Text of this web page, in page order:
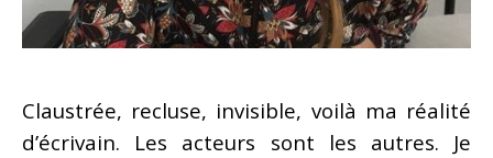
Claustrée, recluse, invisible, voilà ma réalité
d’écrivain. Les acteurs sont les autres. Je